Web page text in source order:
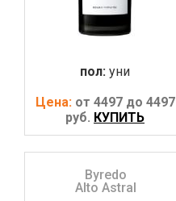
пол: уни
Цена: от 4497 до 4497
руб. КУПИТЬ
Byredo
Alto Astral